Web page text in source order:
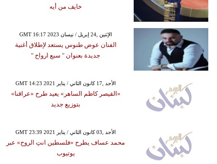
خايف من أيه
GMT 16:17 2023 الإثنين ,24 إبريل / نيسان
الفنان عوض طنوس يستعد لإطلاق أغنية
جديدة بعنوان " سبع ارواح "
GMT 14:23 2021 الأحد ,17 كانون الثاني / يناير
«القيصر كاظم الساهر» يعيد طرح «عراقنا»
بتوزيع جديد
GMT 23:39 2021 الأحد ,03 كانون الثاني / يناير
محمد عساف يطرح «فلسطين انتِ الروح» عبر
يوتيوب